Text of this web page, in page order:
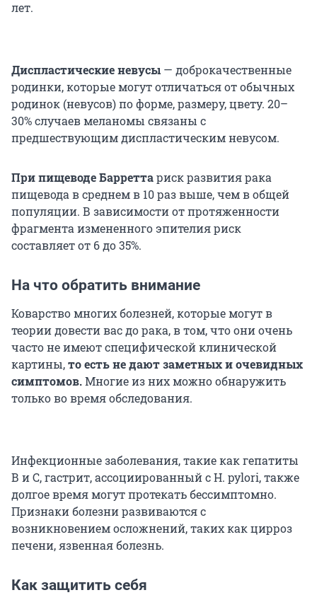
лет.
Диспластические невусы — доброкачественные
родинки, которые могут отличаться от обычных
родинок (невусов) по форме, размеру, цвету. 20–
30% случаев меланомы связаны с
предшествующим диспластическим невусом.
При пищеводе Барреттариск развития рака
пищевода в среднем в 10 раз выше, чем в общей
популяции. В зависимости от протяженности
фрагмента измененного эпителия риск
составляет от 6 до 35%.
На что обратить внимание
Коварство многих болезней, которые могут в
теории довести вас до рака, в том, что они очень
часто не имеют специфической клинической
картины,то есть не дают заметных и очевидных
симптомов.Многие из них можно обнаружить
только во время обследования.
Инфекционные заболевания, такие как гепатиты
В и С, гастрит, ассоциированный с H. pylori, также
долгое время могут протекать бессимптомно.
Признаки болезни развиваются с
возникновением осложнений, таких как цирроз
печени, язвенная болезнь.
Как защитить себя